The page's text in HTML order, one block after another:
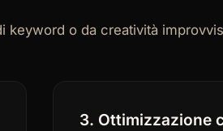
keyword o da creatività
3. Ottimizzazione